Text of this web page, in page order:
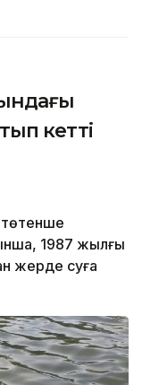
кетті
1987 жылғы
жерде суға